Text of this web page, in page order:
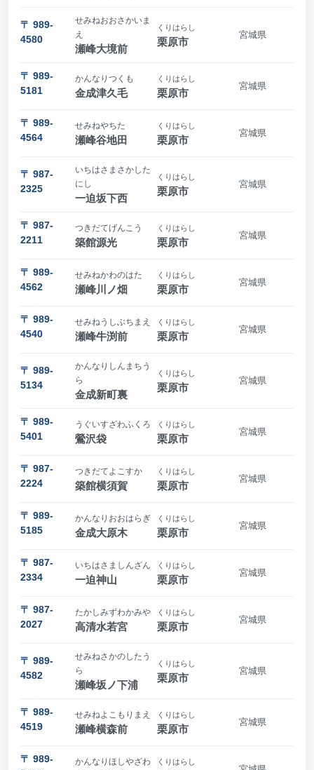
〒 989-
4580
せみねおおさかいま
え
瀬峰大境前
くりはらし
栗原市
宮城県
〒 989-
5181
かんなりつくも
金成津久毛
くりはらし
栗原市
宮城県
〒 989-
4564
せみねやちた
瀬峰谷地田
くりはらし
栗原市
宮城県
〒 987-
2325
いちはさまさかした
にし
一迫坂下西
くりはらし
栗原市
宮城県
〒 987-
2211
つきだてげんこう
築館源光
くりはらし
栗原市
宮城県
〒 989-
4562
せみねかわのはた
瀬峰川ノ畑
くりはらし
栗原市
宮城県
〒 989-
4540
せみねうしぶちまえ
瀬峰牛渕前
くりはらし
栗原市
宮城県
〒 989-
5134
かんなりしんまちう
ら
金成新町裏
くりはらし
栗原市
宮城県
〒 989-
5401
うぐいすざわふくろ
鶯沢袋
くりはらし
栗原市
宮城県
〒 987-
2224
つきだてよこすか
築館横須賀
くりはらし
栗原市
宮城県
〒 989-
5185
かんなりおおはらぎ
金成大原木
くりはらし
栗原市
宮城県
〒 987-
2334
いちはさましんざん
一迫神山
くりはらし
栗原市
宮城県
〒 987-
2027
たかしみずわかみや
高清水若宮
くりはらし
栗原市
宮城県
〒 989-
4582
せみねさかのしたう
ら
瀬峰坂ノ下浦
くりはらし
栗原市
宮城県
〒 989-
4519
せみねよこもりまえ
瀬峰横森前
くりはらし
栗原市
宮城県
〒 989-
かんなりほしやざわ くりはらし